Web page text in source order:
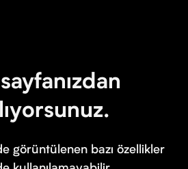
görüntülenen bazı özellikler